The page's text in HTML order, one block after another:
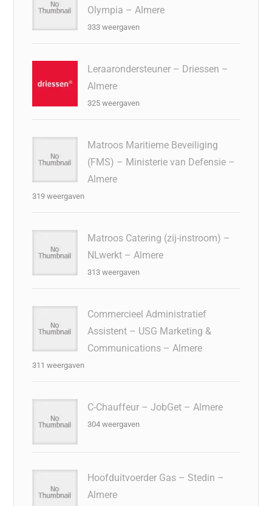
Olympia – Almere
333 weergaven
Leraarondersteuner – Driessen –
Almere
325 weergaven
Matroos Maritieme Beveiliging
(FMS) – Ministerie van Defensie –
Almere
319 weergaven
Matroos Catering (zij-instroom) –
NLwerkt – Almere
313 weergaven
Commercieel Administratief
Assistent – USG Marketing &
Communications – Almere
311 weergaven
C-Chauffeur – JobGet – Almere
304 weergaven
Hoofduitvoerder Gas – Stedin –
Almere